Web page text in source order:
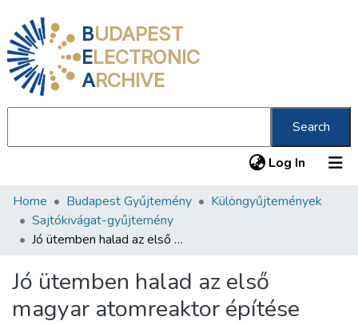
BUDAPEST
ELECTRONIC
ARCHIVE
Search
Log In (current)
Communities & Collections
All of DSpace
Home Budapest Gyűjtemény
Különgyűjtemények
Sajtókivágat-gyűjtemény
Jó ütemben halad az első magyar atomreaktor építése
Jó ütemben halad az első
magyar atomreaktor építése